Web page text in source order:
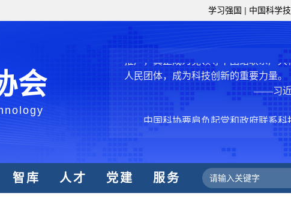
学习强国 | 中国科学
会
型、平台型科协组织建设，接长手臂
结引领广大科技工作者积极进军科技创
创新争先行动，促进科技繁荣发展，
推广，真正成为党领导下团结联系广大
人民团体，成为科技创新的重要力量。
——习近
中国科协要肩负起党和政府联系科
和纽带的职责，坚持为科技工作者服务
发展服务、为提高全民科学素质服务、
学决策服务，更广泛地把广大科技工作
周围，弘扬科学家精神，涵养优良学风
世界、面向未来，增进对国际科技界的
智库 人才 党建 服务